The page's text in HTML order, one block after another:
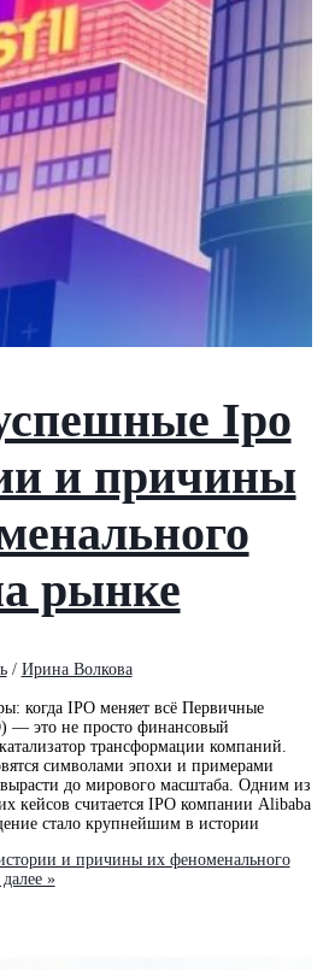
Ipo
и причины
рынке
/ Ирина Волкова
когда IPO меняет всё Первичные
— это не просто финансовый
трансформации компаний.
символами эпохи и примерами
до мирового масштаба. Одним из
кейсов считается IPO компании Alibaba
стало крупнейшим в истории
и причины их феноменального
»